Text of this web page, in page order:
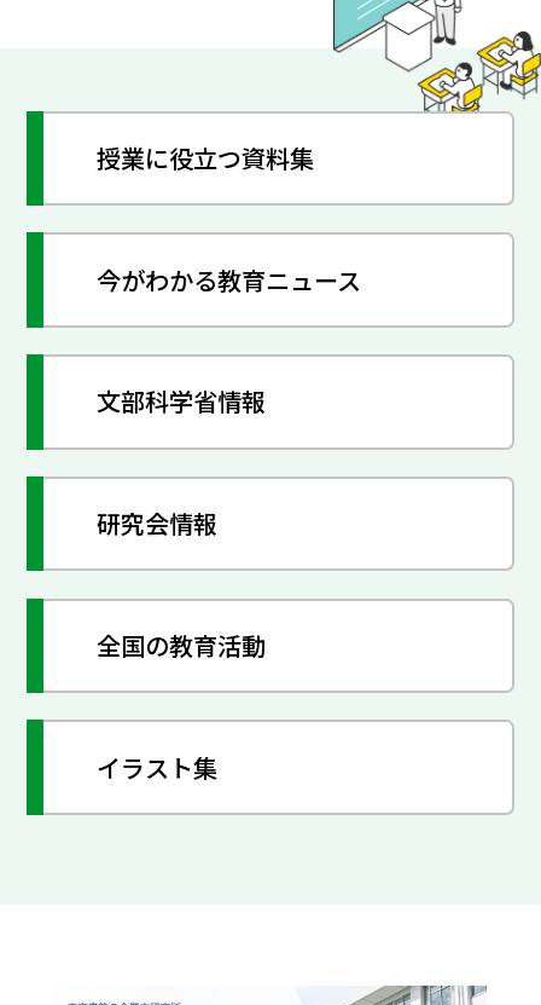
授業に役立つ資料集
今がわかる教育ニュース
文部科学省情報
研究会情報
全国の教育活動
イラスト集